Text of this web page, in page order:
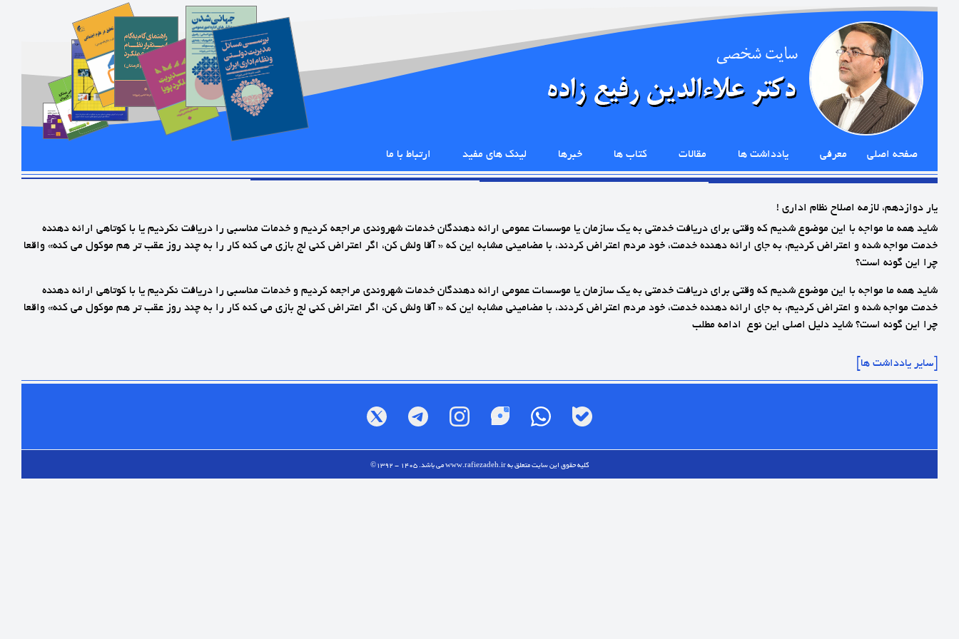
صفحه اصلی معرفی یادداشت ها مقالات کتاب ها خبرها لینک های مفید ارتباط با ما
یار دوازدهم، لازمه اصلاح نظام اداری !
شاید همه ما مواجه با این موضوع شدیم که وقتی برای دریافت خدمتی به یک سازمان یا موسسات عمومی ارائه دهندگان خدمات شهروندی مراجعه کردیم و خدمات مناسبی را دریافت نکردیم یا با کوتاهی ارائه دهنده
خدمت مواجه شده و اعتراض کردیم، به جای ارائه دهنده خدمت، خود مردم اعتراض کردند، با مضامینی مشابه این که « آقا ولش کن، اگر اعتراض کنی لج بازی می کنه کار را به چند روز عقب تر هم موکول می کنه» واقعا
چرا این گونه است؟
شاید همه ما مواجه با این موضوع شدیم که وقتی برای دریافت خدمتی به یک سازمان یا موسسات عمومی ارائه دهندگان خدمات شهروندی مراجعه کردیم و خدمات مناسبی را دریافت نکردیم یا با کوتاهی ارائه دهنده
خدمت مواجه شده و اعتراض کردیم، به جای ارائه دهنده خدمت، خود مردم اعتراض کردند، با مضامینی مشابه این که « آقا ولش کن، اگر اعتراض کنی لج بازی می کنه کار را به چند روز عقب تر هم موکول می کنه» واقعا
چرا این گونه است؟ شاید دلیل اصلی این نوع ادامه مطلب
[سایر یادداشت ها]
کلیه حقوق این سایت متعلق بهwww.rafiezadeh.irمی باشد. 1405 - 1392©